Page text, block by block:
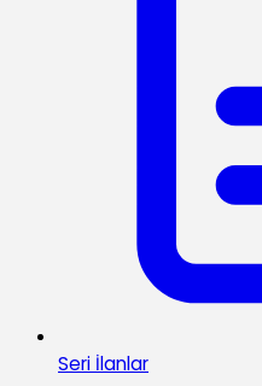
Seri İlanlar